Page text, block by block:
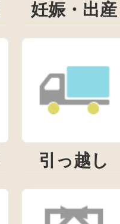
妊娠・出産
引っ越し